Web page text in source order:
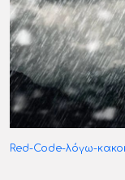
Red-Code-λόγω-